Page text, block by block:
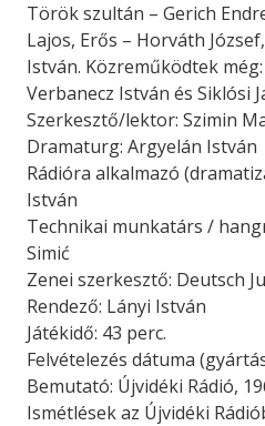
Török szultán – Gerich
Lajos, Erős – Horváth
István. Közreműködtek még:
Verbanecz István és Siklósi
Szerkesztő/lektor: Szimin
Dramaturg: Argyelán István
Rádióra alkalmazó
István
Technikai munkatárs /
Simić
Zenei szerkesztő: Deutsch
Rendező: Lányi István
Játékidő: 43 perc.
Felvételezés dátuma
Bemutató: Újvidéki Rádió,
Ismétlések az Újvidéki